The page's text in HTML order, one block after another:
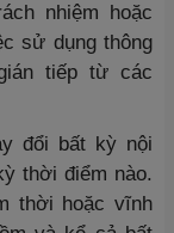
nhiệm hoặc
sử dụng thông
tiếp từ các
đổi bất kỳ nội
thời điểm nào.
thời hoặc vĩnh